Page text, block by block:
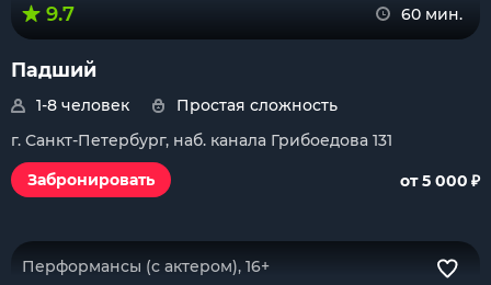
9.7 60 мин.
Падший
1-8 человек
Простая сложность
г. Санкт-Петербург, наб. канала Грибоедова 131
Забронировать
от 5 000 ₽
Перформансы (с актером), 16+